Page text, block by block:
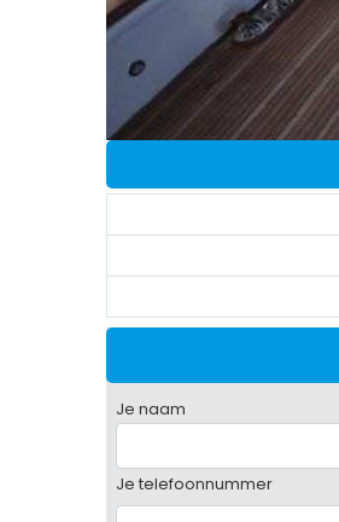
Je naam
Je telefoonnummer